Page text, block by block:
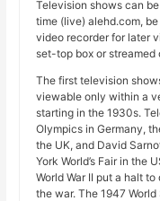
Television shows can
time (live) alehd.com,
video recorder for later
set-top box or streamed
The first television
viewable only within a
starting in the 1930s.
Olympics in Germany,
the UK, and David
York World’s Fair in the
World War II put a halt
the war. The 1947